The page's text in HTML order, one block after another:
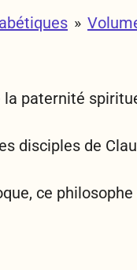
»
la paternité
disciples de
ce